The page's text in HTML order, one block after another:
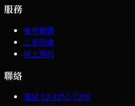
服務
維修報價
二手回收
線上預約
聯絡
電話02-8252-7208